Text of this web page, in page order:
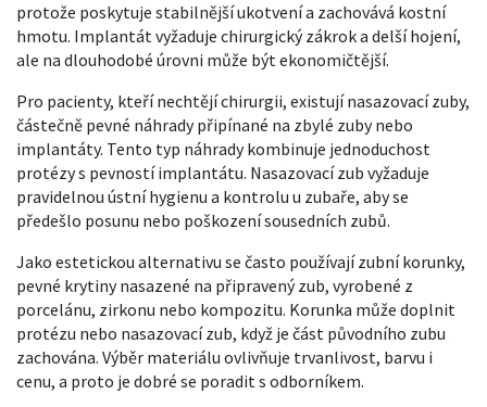
protože poskytuje stabilnější ukotvení a zachovává kostní
hmotu. Implantát vyžaduje chirurgický zákrok a delší hojení,
ale na dlouhodobé úrovni může být ekonomičtější.
Pro pacienty, kteří nechtějí chirurgii, existujínasazovací zuby,
částečně pevné náhrady připínané na zbylé zuby nebo
implantáty. Tento typ náhrady kombinuje jednoduchost
protézy s pevností implantátu. Nasazovací zub vyžaduje
pravidelnou ústní hygienu a kontrolu u zubaře, aby se
předešlo posunu nebo poškození sousedních zubů.
Jako estetickou alternativu se často používajízubní korunky,
pevné krytiny nasazené na připravený zub, vyrobené z
porcelánu, zirkonu nebo kompozitu. Korunka může doplnit
protézu nebo nasazovací zub, když je část původního zubu
zachována. Výběr materiálu ovlivňuje trvanlivost, barvu i
cenu, a proto je dobré se poradit s odborníkem.